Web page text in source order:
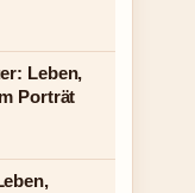
Leben,
Porträt